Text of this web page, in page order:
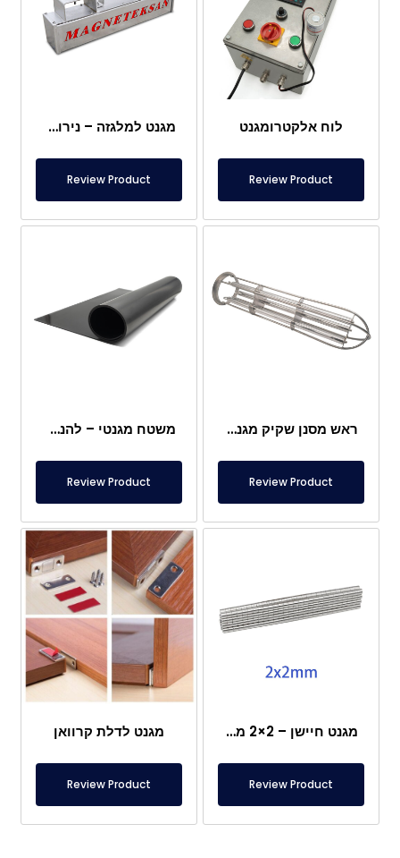
לוח אלקטרומגנט
Review Product
מגנט למלגזה – נירוסטה מלאה – מרחק אפקטיבי 10 ס"מ – שחרור קל עם ידית
Review Product
ראש מסנן שקיק מגנטי
Review Product
משטח מגנטי – להנחה מתחת לרגליים – בטוח למזון
Review Product
מגנט חיישן – 2×2 מ"מ
Review Product
מגנט לדלת קרוואן
Review Product